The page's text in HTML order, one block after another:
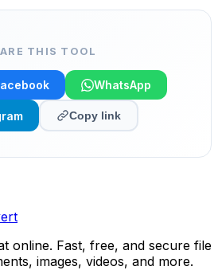
THIS TOOL
WhatsApp
Copy link
online. Fast, free, and secure file
images, videos, and more.